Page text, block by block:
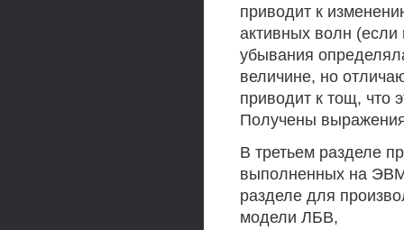
приводит к
активных волн (если
убывания
величине, но
приводит к тощ, что
Получены
В третьем разделе
выполненных на
разделе для
модели ЛБВ,